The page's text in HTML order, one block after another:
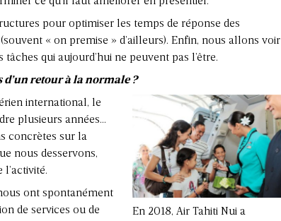
pour optimiser les temps de réponse des
« on premise » d’ailleurs). Enfin, nous allons voir
qui aujourd’hui ne peuvent pas l’être.
retour à la normale ?
En 2018, Air Tahiti Nui a
international, le
plusieurs années…
concrètes sur la
nous desservons,
ont spontanément
de services ou de